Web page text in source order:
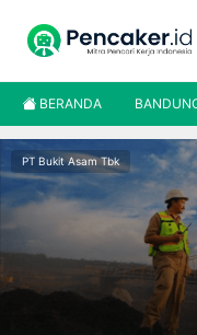
BERANDA
PT Bukit Asam Tbk